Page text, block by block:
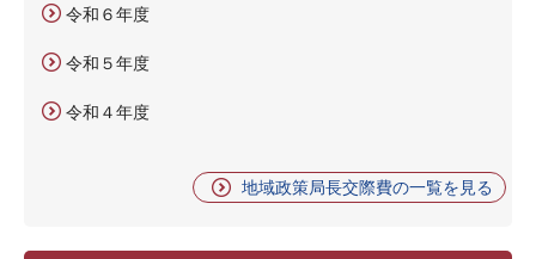
令和６年度
令和５年度
令和４年度
地域政策局長交際費の一覧を見る